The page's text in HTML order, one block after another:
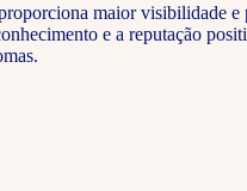
maior visibilidade e
e a reputação